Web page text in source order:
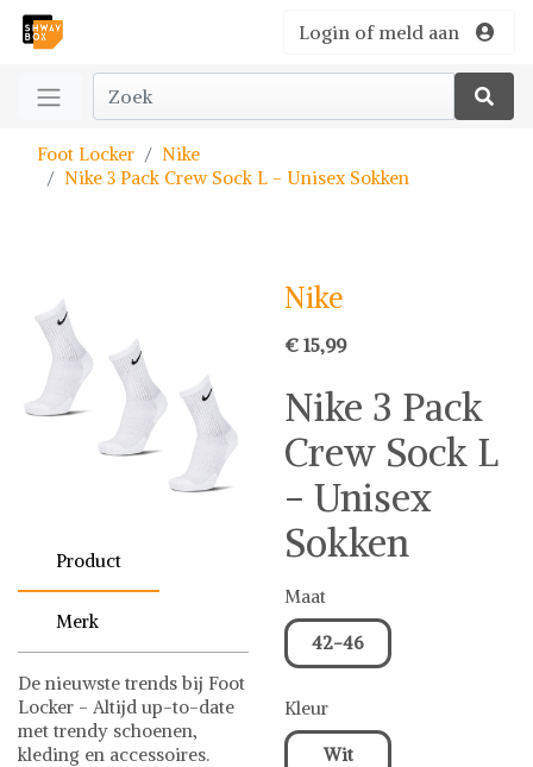
Login of meld aan
Foot Locker
Nike
Nike 3 Pack Crew Sock L - Unisex Sokken
Product
Merk
De nieuwste trends bij Foot
Locker - Altijd up-to-date
met trendy schoenen,
kleding en accessoires.
Nike
€ 15,99
Nike 3 Pack
Crew Sock L
- Unisex
Sokken
Maat
42-46
Kleur
Wit